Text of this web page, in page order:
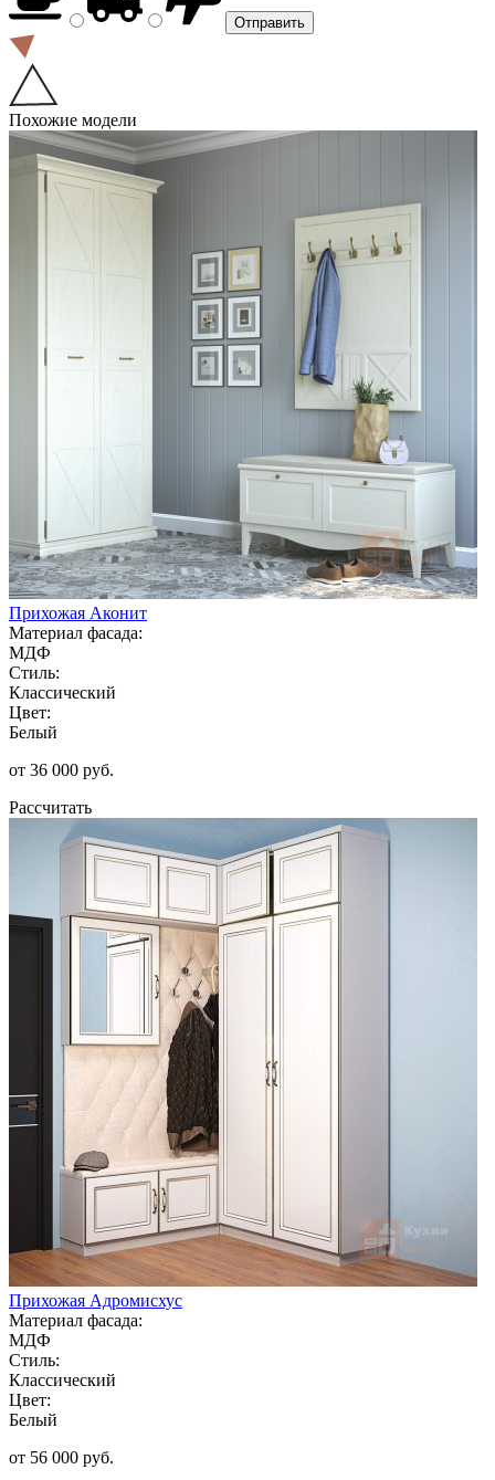
Похожие модели
Прихожая Аконит
Материал фасада:
МДФ
Стиль:
Классический
Цвет:
Белый
от 36 000 руб.
Рассчитать
Прихожая Адромисхус
Материал фасада:
МДФ
Стиль:
Классический
Цвет:
Белый
от 56 000 руб.